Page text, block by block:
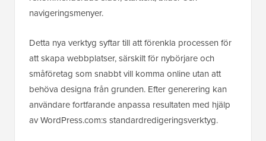
navigeringsmenyer.
Detta nya verktyg syftar till att förenkla processen för
att skapa webbplatser, särskilt för nybörjare och
småföretag som snabbt vill komma online utan att
behöva designa från grunden. Efter generering kan
användare fortfarande anpassa resultaten med hjälp
av WordPress.com:s standardredigeringsverktyg.